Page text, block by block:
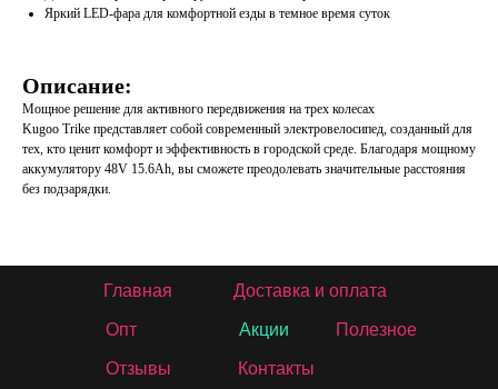
Яркий LED-фара для комфортной езды в темное время суток
Описание:
Мощное решение для активного передвижения на трех колесах
Kugoo Trike представляет собой современный электровелосипед, созданный для
тех, кто ценит комфорт и эффективность в городской среде. Благодаря мощному
аккумулятору 48V 15.6Ah, вы сможете преодолевать значительные расстояния
без подзарядки.
Главная Доставка и оплата
Опт
Отзывы
Акции
Контакты
Полезное